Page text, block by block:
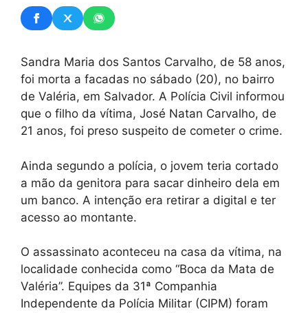
Sandra Maria dos Santos Carvalho, de 58 anos,
foi morta a facadas no sábado (20), no bairro
de Valéria, em Salvador. A Polícia Civil informou
que o filho da vítima, José Natan Carvalho, de
21 anos, foi preso suspeito de cometer o crime.
Ainda segundo a polícia, o jovem teria cortado
a mão da genitora para sacar dinheiro dela em
um banco. A intenção era retirar a digital e ter
acesso ao montante.
O assassinato aconteceu na casa da vítima, na
localidade conhecida como “Boca da Mata de
Valéria”. Equipes da 31ª Companhia
Independente da Polícia Militar (CIPM) foram